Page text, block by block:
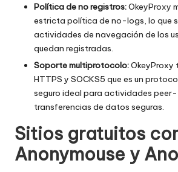
Política de no registros:OkeyProxy
estricta política de no-logs, lo que
actividades de navegación de los
quedan registradas.
Soporte multiprotocolo:OkeyProxy
HTTPS y SOCKS5 que es un
seguro ideal para actividades
transferencias de datos seguras.
Sitios gratuitos
Anonymouse y